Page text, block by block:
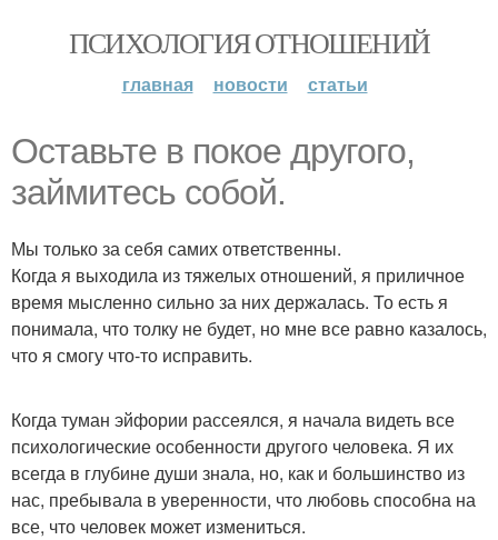
ПСИХОЛОГИЯ ОТНОШЕНИЙ
главная новости статьи
Оставьте в покое другого,
займитесь собой.
Мы только за себя самих ответственны.
Когда я выходила из тяжелых отношений, я приличное
время мысленно сильно за них держалась. То есть я
понимала, что толку не будет, но мне все равно казалось,
что я смогу что-то исправить.
Когда туман эйфории рассеялся, я начала видеть все
психологические особенности другого человека. Я их
всегда в глубине души знала, но, как и большинство из
нас, пребывала в уверенности, что любовь способна на
все, что человек может измениться.